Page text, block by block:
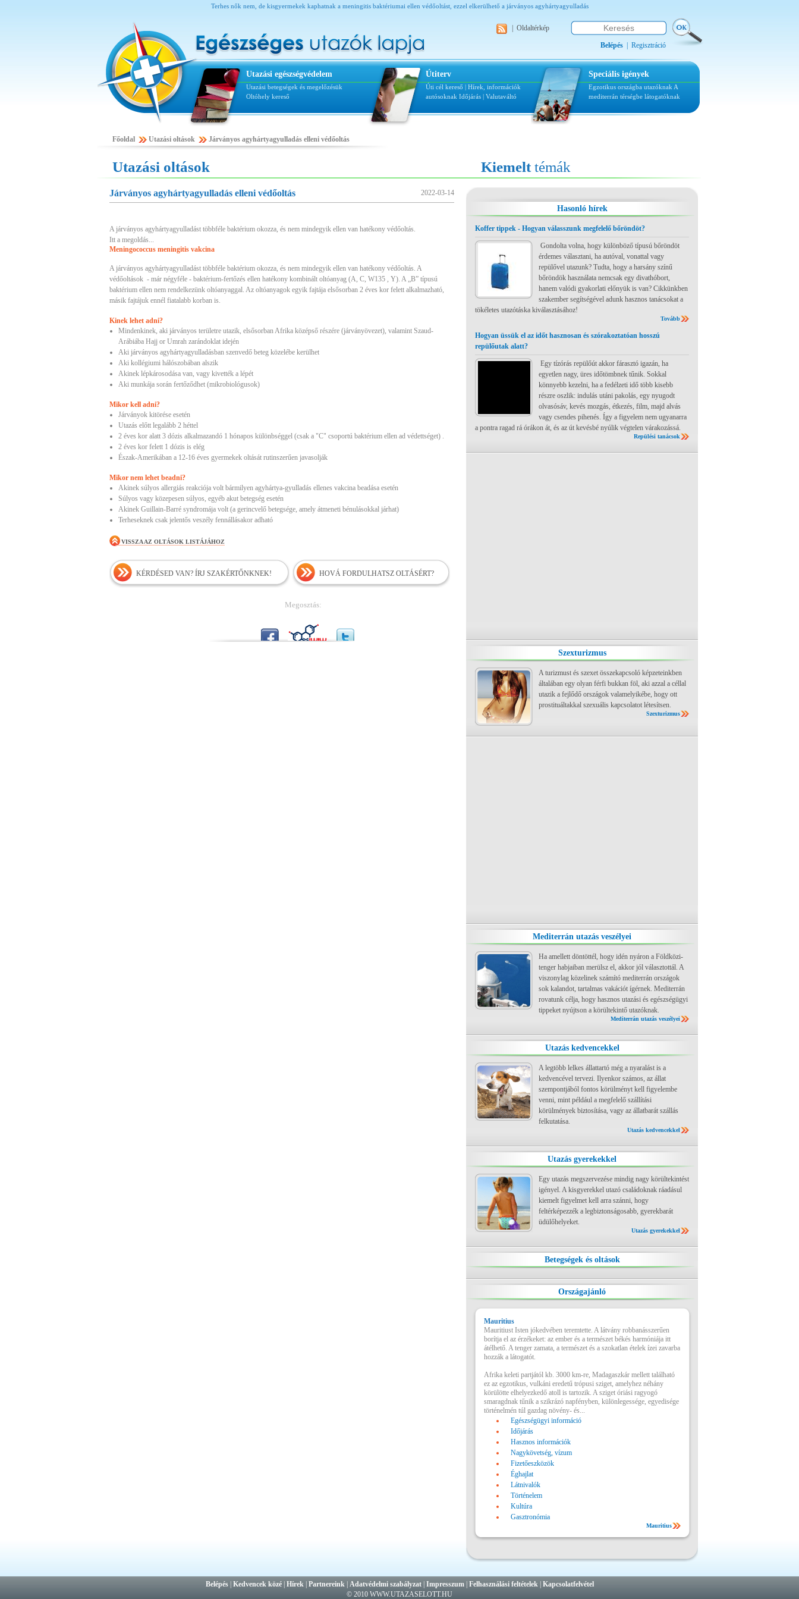
Terhes nők nem, de kisgyermekek kaphatnak a meningitis baktériumai ellen védőoltást, ezzel elkerülhető a járványos agyhártyagyulladás
Oldaltérkép
Belépés Regisztráció
Utazási egészségvédelem
Utazási betegségek és megelőzésük
Oltóhely kereső
Útiterv
Úti cél kereső | Hírek, információk
autósoknak Időjárás | Valutaváltó
Speciális igények
Egzotikus országba utazóknak A
mediterrán térségbe látogatóknak
Főoldal Utazási oltások Járványos agyhártyagyulladás elleni védőoltás
Utazási oltások
Járványos agyhártyagyulladás elleni védőoltás 2022-03-14
A járványos agyhártyagyulladást többféle baktérium okozza, és nem mindegyik ellen van hatékony védőoltás.
Itt a megoldás...
Meningococcus meningitis vakcina
A járványos agyhártyagyulladást többféle baktérium okozza, és nem mindegyik ellen van hatékony védőoltás. A
védőoltások - már négyféle - baktérium-fertőzés ellen hatékony kombinált oltóanyag (A, C, W135 , Y). A „B” típusú
baktérium ellen nem rendelkezünk oltóanyaggal. Az oltóanyagok egyik fajtája elsősorban 2 éves kor felett alkalmazható,
másik fajtájuk ennél fiatalabb korban is.
Kinek lehet adni?
Mindenkinek, aki járványos területre utazik, elsősorban Afrika középső részére (járványövezet), valamint Szaud-
Arábiába Hajj or Umrah zarándoklat idején
Aki járványos agyhártyagyulladásban szenvedő beteg közelébe kerülhet
Aki kollégiumi hálószobában alszik
Akinek lépkárosodása van, vagy kivették a lépét
Aki munkája során fertőződhet (mikrobiológusok)
Mikor kell adni?
Járványok kitörése esetén
Utazás előtt legalább 2 héttel
2 éves kor alatt 3 dózis alkalmazandó 1 hónapos különbséggel (csak a "C" csoportú baktérium ellen ad védettséget) .
2 éves kor felett 1 dózis is elég
Észak-Amerikában a 12-16 éves gyermekek oltását rutinszerűen javasolják
Mikor nem lehet beadni?
Akinek súlyos allergiás reakciója volt bármilyen agyhártya-gyulladás ellenes vakcina beadása esetén
Súlyos vagy közepesen súlyos, egyéb akut betegség esetén
Akinek Guillain-Barré syndromája volt (a gerincvelő betegsége, amely átmeneti bénulásokkal járhat)
Terheseknek csak jelentős veszély fennállásakor adható
VISSZA AZ OLTÁSOK LISTÁJÁHOZ
KÉRDÉSED VAN? ÍRJ SZAKÉRTŐNKNEK! HOVÁ FORDULHATSZ OLTÁSÉRT?
Megosztás:
Kiemelttémák
Hasonló hírek
Koffer tippek - Hogyan válasszunk megfelelő bőröndöt?
Gondolta volna, hogy különböző típusú bőröndöt
érdemes választani, ha autóval, vonattal vagy
repülővel utazunk? Tudta, hogy a harsány színű
bőröndök használata nemcsak egy divathóbort,
hanem valódi gyakorlati előnyük is van? Cikkünkben
szakember segítségével adunk hasznos tanácsokat a
tökéletes utazótáska kiválasztásához!
Tovább
Hogyan üssük el az időt hasznosan és szórakoztatóan hosszú
repülőutak alatt?
Egy tízórás repülőút akkor fárasztó igazán, ha
egyetlen nagy, üres időtömbnek tűnik. Sokkal
könnyebb kezelni, ha a fedélzeti idő több kisebb
részre oszlik: indulás utáni pakolás, egy nyugodt
olvasósáv, kevés mozgás, étkezés, film, majd alvás
vagy csendes pihenés. Így a figyelem nem ugyanarra
a pontra ragad rá órákon át, és az út kevésbé nyúlik végtelen várakozássá.
Repülési tanácsok
Szexturizmus
A turizmust és szexet összekapcsoló képzeteinkben
általában egy olyan férfi bukkan föl, aki azzal a céllal
utazik a fejlődő országok valamelyikébe, hogy ott
prostituáltakkal szexuális kapcsolatot létesítsen.
Szexturizmus
Mediterrán utazás veszélyei
Ha amellett döntöttél, hogy idén nyáron a Földközi-
tenger habjaiban merülsz el, akkor jól választottál. A
viszonylag közelinek számító mediterrán országok
sok kalandot, tartalmas vakációt ígérnek. Mediterrán
rovatunk célja, hogy hasznos utazási és egészségügyi
tippeket nyújtson a körültekintő utazóknak.
Mediterrán utazás veszélyei
Utazás kedvencekkel
A legtöbb lelkes állattartó még a nyaralást is a
kedvencével tervezi. Ilyenkor számos, az állat
szempontjából fontos körülményt kell figyelembe
venni, mint például a megfelelő szállítási
körülmények biztosítása, vagy az állatbarát szállás
felkutatása.
Utazás kedvencekkel
Utazás gyerekekkel
Egy utazás megszervezése mindig nagy körültekintést
igényel. A kisgyerekkel utazó családoknak ráadásul
kiemelt figyelmet kell arra szánni, hogy
feltérképezzék a legbiztonságosabb, gyerekbarát
üdülőhelyeket.
Utazás gyerekekkel
Betegségek és oltások
Országajánló
Mauritius
Mauritiust Isten jókedvében teremtette. A látvány robbanásszerűen
borítja el az érzékeket: az ember és a természet békés harmóniája itt
átélhető. A tenger zamata, a természet és a szokatlan ételek ízei zavarba
hozzák a látogatót.
Afrika keleti partjától kb. 3000 km-re, Madagaszkár mellett található
ez az egzotikus, vulkáni eredetű trópusi sziget, amelyhez néhány
körülötte elhelyezkedő atoll is tartozik. A sziget óriási ragyogó
smaragdnak tűnik a szikrázó napfényben, különlegessége, egyedisége
történelmén túl gazdag növény- és...
Egészségügyi információ
Időjárás
Hasznos információk
Nagykövetség, vízum
Fizetőeszközök
Éghajlat
Látnivalók
Történelem
Kultúra
Gasztronómia
Mauritius
Belépés| Kedvencek közé| Hírek| Partnereink| Adatvédelmi szabályzat| Impresszum| Felhasználási feltételek| Kapcsolatfelvétel
© 2010 WWW.UTAZASELOTT.HU